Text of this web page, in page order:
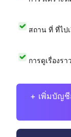
สถาน ที่ ที่ไป
การดูเรื่องร
+ เพิ่มบัญชี